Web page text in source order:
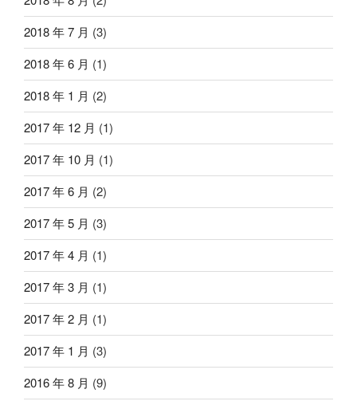
2018 年 7 月 (3)
2018 年 6 月 (1)
2018 年 1 月 (2)
2017 年 12 月 (1)
2017 年 10 月 (1)
2017 年 6 月 (2)
2017 年 5 月 (3)
2017 年 4 月 (1)
2017 年 3 月 (1)
2017 年 2 月 (1)
2017 年 1 月 (3)
2016 年 8 月 (9)